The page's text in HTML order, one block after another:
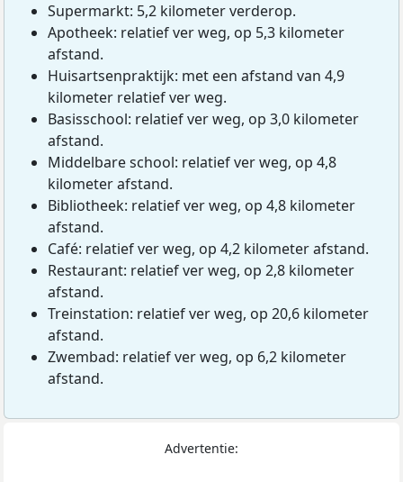
Supermarkt: 5,2 kilometer verderop.
Apotheek: relatief ver weg, op 5,3 kilometer
afstand.
Huisartsenpraktijk: met een afstand van 4,9
kilometer relatief ver weg.
Basisschool: relatief ver weg, op 3,0 kilometer
afstand.
Middelbare school: relatief ver weg, op 4,8
kilometer afstand.
Bibliotheek: relatief ver weg, op 4,8 kilometer
afstand.
Café: relatief ver weg, op 4,2 kilometer afstand.
Restaurant: relatief ver weg, op 2,8 kilometer
afstand.
Treinstation: relatief ver weg, op 20,6 kilometer
afstand.
Zwembad: relatief ver weg, op 6,2 kilometer
afstand.
Advertentie: